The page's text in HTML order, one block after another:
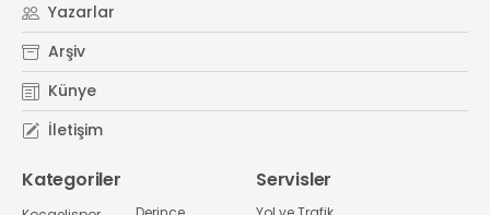
Yazarlar
Arşiv
Künye
İletişim
Kategoriler Servisler